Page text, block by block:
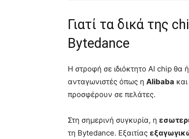
Γιατί τα δικά της
Bytedance
Η στροφή σε ιδιόκτητο AI chip θα
ανταγωνιστές όπως η Alibaba
προσφέρουν σε πελάτες.
Στη σημερινή συγκυρία, η
τη Bytedance. Εξαιτίας